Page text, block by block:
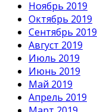
Ноябрь 2019
Октябрь 2019
Сентябрь 2019
Август 2019
Июль 2019
Июнь 2019
Май 2019
Апрель 2019